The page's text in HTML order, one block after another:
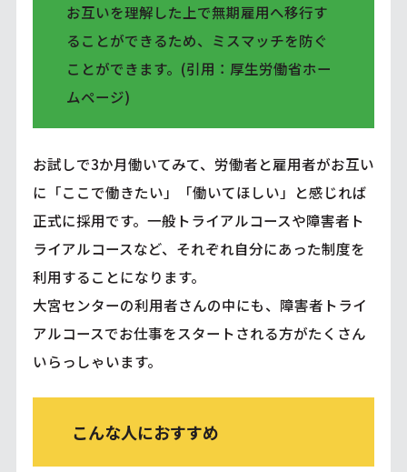
お互いを理解した上で無期雇用へ移行す
ることができるため、ミスマッチを防ぐ
ことができます。(引用：厚生労働省ホー
ムページ)
お試しで3か月働いてみて、労働者と雇用者がお互い
に「ここで働きたい」「働いてほしい」と感じれば
正式に採用です。一般トライアルコースや障害者ト
ライアルコースなど、それぞれ自分にあった制度を
利用することになります。
大宮センターの利用者さんの中にも、障害者トライ
アルコースでお仕事をスタートされる方がたくさん
いらっしゃいます。
こんな人におすすめ